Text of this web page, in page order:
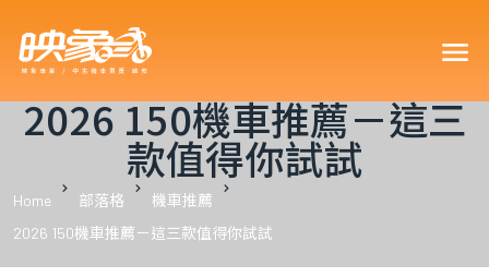
2026 150機車推薦－這三
款值得你試試
Home 部落格
機車推薦
2026 150機車推薦－這三款值得你試試
可以
嗎？